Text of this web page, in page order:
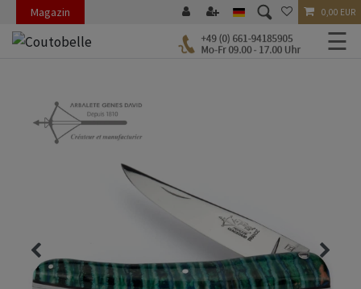
Magazin 0,00 EUR
☰